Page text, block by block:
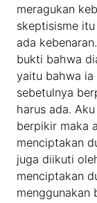
meragukan
skeptisisme
ada
bukti bahwa
yaitu bahwa ia
sebetulnya
harus ada.
berpikir maka
menciptakan
juga diikuti
menciptakan
menggunakan